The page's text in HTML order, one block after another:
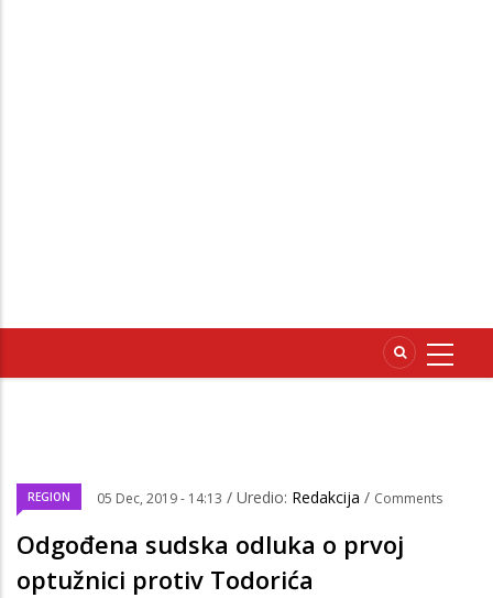
REGION 05 Dec, 2019 - 14:13 / Uredio: Redakcija / Comments
Odgođena sudska odluka o prvoj
optužnici protiv Todorića